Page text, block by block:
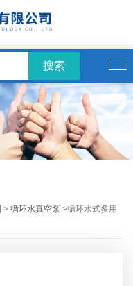
>循环水真空泵 >循环水式多用